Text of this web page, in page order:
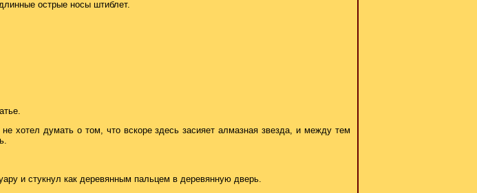
острые носы штиблет.
хотел думать о том, что вскоре здесь засияет алмазная звезда, и между тем
и стукнул как деревянным пальцем в деревянную дверь.